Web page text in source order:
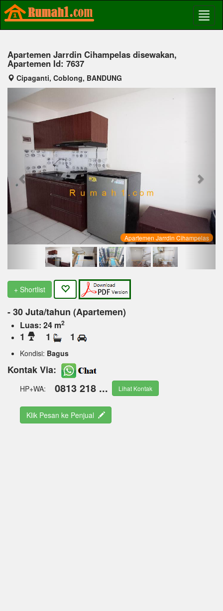
Apartemen Jarrdin Cihampelas disewakan,
Apartemen Id: 7637
Cipaganti, Coblong, BANDUNG
Apartemen Jarrdin Cihampelas
Previous
+ Shortlist
- 30 Juta/tahun (Apartemen)
Luas: 24 m2
1 1 1
Kondisi: Bagus
Kontak Via:
HP+WA: 0813 218 ... Lihat Kontak
Klik Pesan ke Penjual